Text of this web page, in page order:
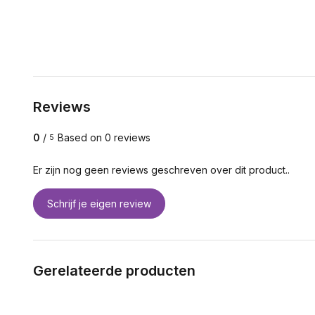
Reviews
0 / 5 Based on 0 reviews
Er zijn nog geen reviews geschreven over dit product..
Schrijf je eigen review
Gerelateerde producten